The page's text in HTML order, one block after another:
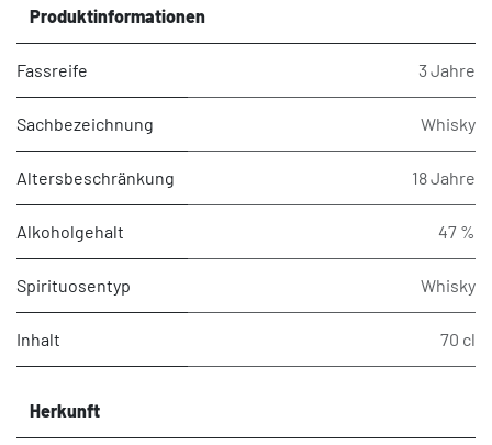
Produktinformationen
Fassreife 3 Jahre
Sachbezeichnung Whisky
Altersbeschränkung 18 Jahre
Alkoholgehalt 47 %
Spirituosentyp Whisky
Inhalt 70 cl
Herkunft